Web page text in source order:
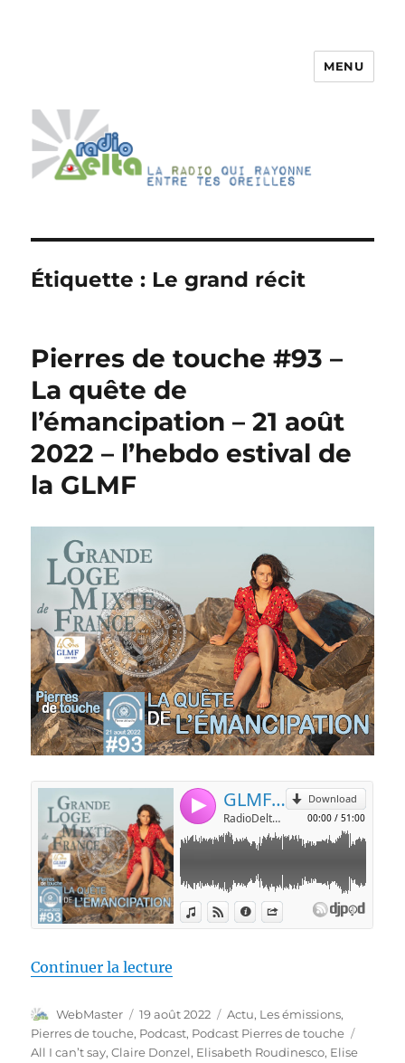
MENU
Étiquette : Le grand récit
Pierres de touche #93 –
La quête de
l’émancipation – 21 août
2022 – l’hebdo estival de
la GLMF
Continuer la lecture
Auteur
WebMaster
Publié
le
19 août 2022 Catégories
Actu, Les émissions,
Pierres de touche, Podcast, Podcast Pierres de touche
All I can’t say,Claire Donzel, Elisabeth Roudinesco, Elise